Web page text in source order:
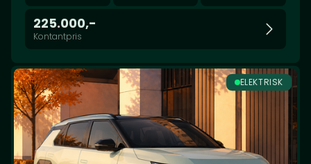
225.000,-
Kontantpris
ELEKTRISK